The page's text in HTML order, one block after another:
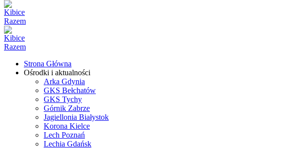
Strona Główna
Ośrodki i aktualności
Arka Gdynia
GKS Bełchatów
GKS Tychy
Górnik Zabrze
Jagiellonia Białystok
Korona Kielce
Lech Poznań
Lechia Gdańsk